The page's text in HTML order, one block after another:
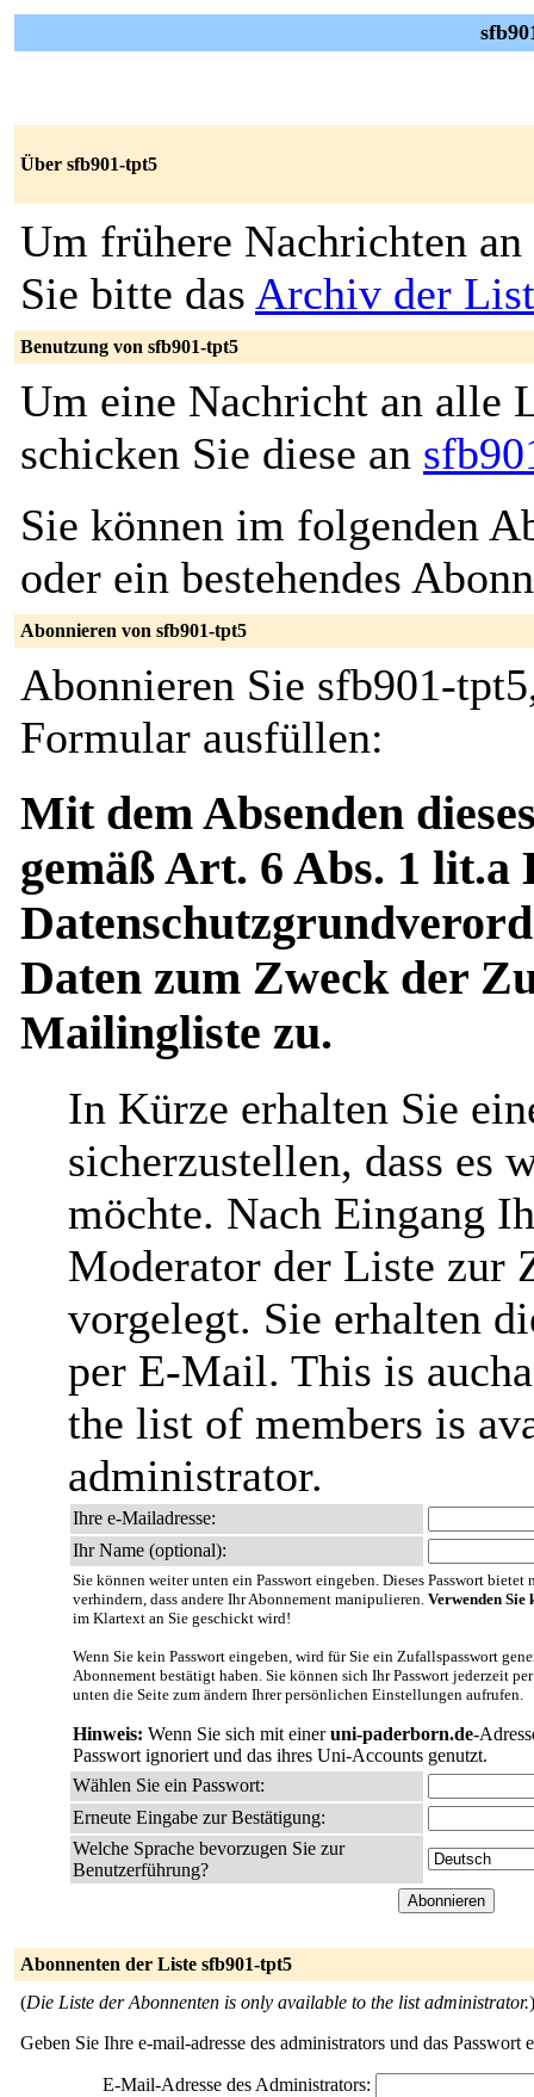
Über sfb901-tpt5
Um frühere Nachrichten an
Sie bitte das Archiv der
Benutzung von sfb901-tpt5
Um eine Nachricht an alle
schicken Sie diese an
Sie können im folgenden
oder ein bestehendes
Abonnieren von sfb901-tpt5
Abonnieren Sie sfb901-
Formular ausfüllen:
Mit dem Absenden
gemäß Art. 6 Abs. 1 lit.a
Daten zum Zweck der
Mailingliste zu.
In Kürze erhalten Sie
sicherzustellen, dass es
möchte. Nach Eingang
Moderator der Liste zur
vorgelegt. Sie erhalten
per E-Mail. This is
the list of members is
administrator.
Ihre e-Mailadresse:
Ihr Name (optional):
Sie können weiter unten ein Passwort eingeben. Dieses Passwort
verhindern, dass andere Ihr Abonnement manipulieren. Verwenden Sie
im Klartext an Sie geschickt wird!
Wenn Sie kein Passwort eingeben, wird für Sie ein Zufallspasswort
Abonnement bestätigt haben. Sie können sich Ihr Passwort jederzeit
unten die Seite zum ändern Ihrer persönlichen Einstellungen aufrufen.
Hinweis: Wenn Sie sich mit eineruni-paderborn.de-
Passwort ignoriert und das ihres Uni-Accounts genutzt.
Wählen Sie ein Passwort:
Erneute Eingabe zur Bestätigung:
Welche Sprache bevorzugen Sie zur
Benutzerführung?
Abonnenten der Liste sfb901-tpt5
(Die Liste der Abonnenten is only available to the list administrator.)
Geben Sie Ihre e-mail-adresse des administrators und das
E-Mail-Adresse des Administrators: